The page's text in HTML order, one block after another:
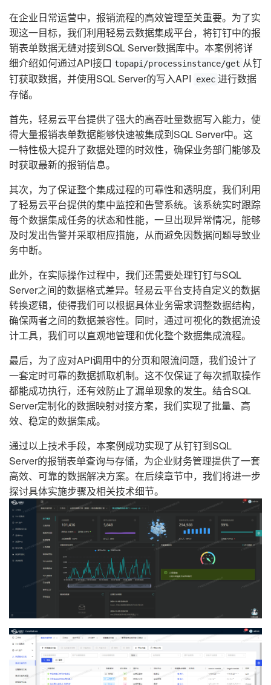
在企业日常运营中，报销流程的高效管理至关重要。为了实
现这一目标，我们利用轻易云数据集成平台，将钉钉中的报
销表单数据无缝对接到SQL Server数据库中。本案例将详
细介绍如何通过API接口 topapi/processinstance/get 从钉
钉获取数据，并使用SQL Server的写入API
exec 进行数据
存储。
首先，轻易云平台提供了强大的高吞吐量数据写入能力，使
得大量报销表单数据能够快速被集成到SQL Server中。这
一特性极大提升了数据处理的时效性，确保业务部门能够及
时获取最新的报销信息。
其次，为了保证整个集成过程的可靠性和透明度，我们利用
了轻易云平台提供的集中监控和告警系统。该系统实时跟踪
每个数据集成任务的状态和性能，一旦出现异常情况，能够
及时发出告警并采取相应措施，从而避免因数据问题导致业
务中断。
此外，在实际操作过程中，我们还需要处理钉钉与SQL
Server之间的数据格式差异。轻易云平台支持自定义的数据
转换逻辑，使得我们可以根据具体业务需求调整数据结构，
确保两者之间的数据兼容性。同时，通过可视化的数据流设
计工具，我们可以直观地管理和优化整个数据集成流程。
最后，为了应对API调用中的分页和限流问题，我们设计了
一套定时可靠的数据抓取机制。这不仅保证了每次抓取操作
都能成功执行，还有效防止了漏单现象的发生。结合SQL
Server定制化的数据映射对接方案，我们实现了批量、高
效、稳定的数据集成。
通过以上技术手段，本案例成功实现了从钉钉到SQL
Server的报销表单查询与存储，为企业财务管理提供了一套
高效、可靠的数据解决方案。在后续章节中，我们将进一步
探讨具体实施步骤及相关技术细节。